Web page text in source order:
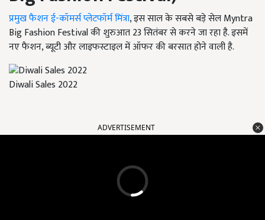
प्रमुख फैशन ई-कॉमर्स प्लेटफॉर्म मिंत्रा, इस साल के सबसे बड़े सेल Myntra
Big Fashion Festival की शुरुआत 23 सितंबर से करने जा रहा है. इसमें
नए फैशन, ब्यूटी और लाइफस्टाइल में ऑफर की बरसात होने वाली है.
Diwali Sales 2022
ADVERTISEMENT